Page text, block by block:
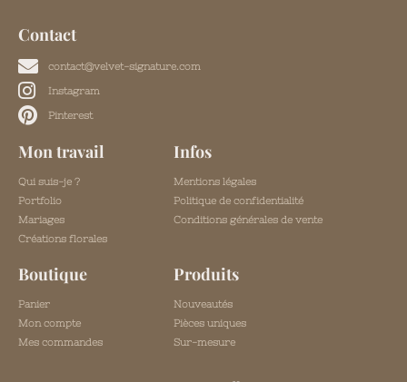
Produits
Nouveautés
Pièces uniques
Sur-mesure
Boutique
Panier
Mon compte
Mes commandes
Infos
Mentions légales
Politique de confidentialité
Conditions générales de vente
Mon travail
Qui suis-je ?
Portfolio
Mariages
Créations florales
Contact
contact@velvet-signature.com
Instagram
Pinterest